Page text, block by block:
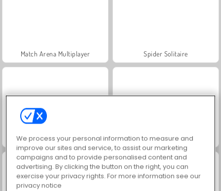
Match Arena Multiplayer Spider Solitaire
Spider Solitaire: Classic Spades
We process your personal information to measure and
improve our sites and service, to assist our marketing
campaigns and to provide personalised content and
advertising. By clicking the button on the right, you can
exercise your privacy rights. For more information see our
privacy notice